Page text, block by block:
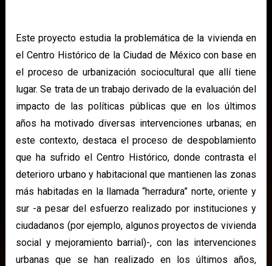
Este proyecto estudia la problemática de la vivienda en
el Centro Histórico de la Ciudad de México con base en
el proceso de urbanización sociocultural que allí tiene
lugar. Se trata de un trabajo derivado de la evaluación del
impacto de las políticas públicas que en los últimos
años ha motivado diversas intervenciones urbanas; en
este contexto, destaca el proceso de despoblamiento
que ha sufrido el Centro Histórico, donde contrasta el
deterioro urbano y habitacional que mantienen las zonas
más habitadas en la llamada “herradura” norte, oriente y
sur -a pesar del esfuerzo realizado por instituciones y
ciudadanos (por ejemplo, algunos proyectos de vivienda
social y mejoramiento barrial)-, con las intervenciones
urbanas que se han realizado en los últimos años,